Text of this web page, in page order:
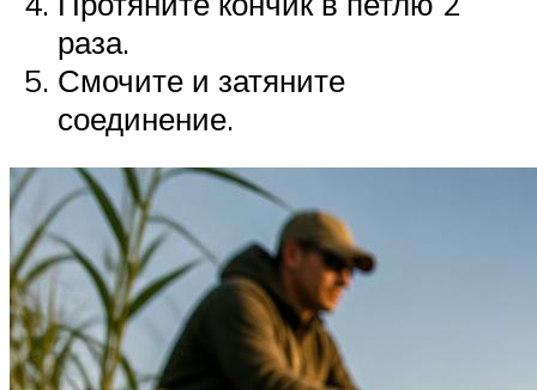
раза.
Смочите и затяните
соединение.